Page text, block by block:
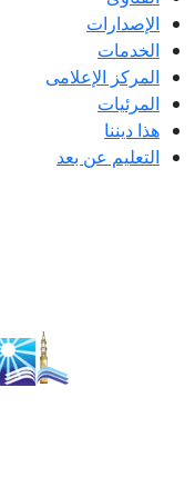
الإصدارات
الخدمات
المركز الإعلامى
المرئيات
هذا ديننا
التعليم عن بعد